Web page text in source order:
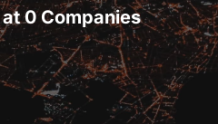
0 Companies